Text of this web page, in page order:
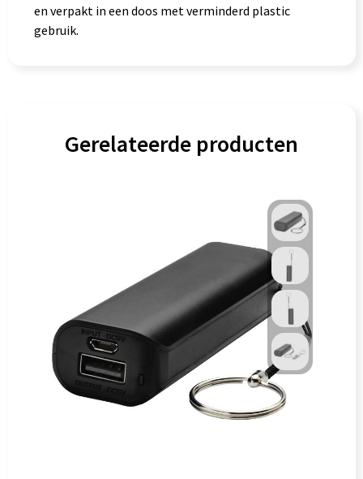
en verpakt in een doos met verminderd plastic
gebruik.
Gerelateerde producten